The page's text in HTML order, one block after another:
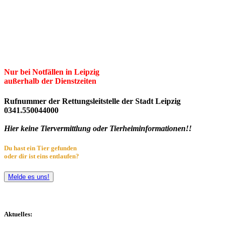
Nur bei Notfällen in Leipzig
außerhalb der Dienstzeiten
Rufnummer der Rettungsleitstelle der Stadt Leipzig
0341.550044000
Hier keine Tiervermittlung oder Tierheiminformationen!!
Du hast ein Tier gefunden
oder dir ist eins entlaufen?
Melde es uns!
Aktuelles: